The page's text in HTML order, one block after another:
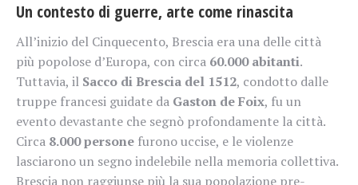
Un contesto di guerre, arte come rinascita
All’inizio del Cinquecento, Brescia era una delle città
più popolose d’Europa, con circa 60.000 abitanti.
Tuttavia, il Sacco di Brescia del 1512, condotto dalle
truppe francesi guidate da Gaston de Foix, fu un
evento devastante che segnò profondamente la città.
Circa 8.000 persone furono uccise, e le violenze
lasciarono un segno indelebile nella memoria collettiva.
Brescia non raggiunse più la sua popolazione pre-